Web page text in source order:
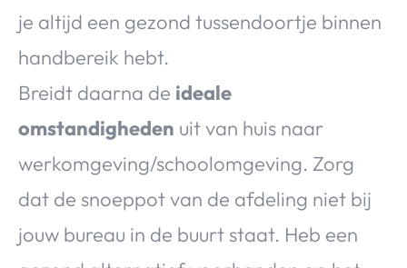
je altijd een gezond tussendoortje binnen
handbereik hebt.
Breidt daarna de ideale
omstandigheden uit van huis naar
werkomgeving/schoolomgeving. Zorg
dat de snoeppot van de afdeling niet bij
jouw bureau in de buurt staat. Heb een